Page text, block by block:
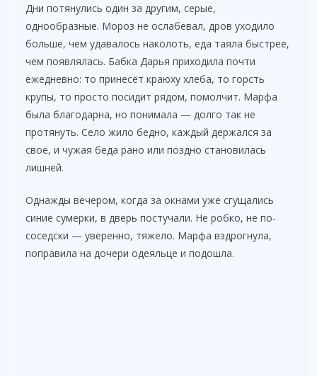
Дни потянулись один за другим, серые,
однообразные. Мороз не ослабевал, дров уходило
больше, чем удавалось наколоть, еда таяла быстрее,
чем появлялась. Бабка Дарья приходила почти
ежедневно: то принесёт краюху хлеба, то горсть
крупы, то просто посидит рядом, помолчит. Марфа
была благодарна, но понимала — долго так не
протянуть. Село жило бедно, каждый держался за
своё, и чужая беда рано или поздно становилась
лишней.
Однажды вечером, когда за окнами уже сгущались
синие сумерки, в дверь постучали. Не робко, не по-
соседски — уверенно, тяжело. Марфа вздрогнула,
поправила на дочери одеяльце и подошла.